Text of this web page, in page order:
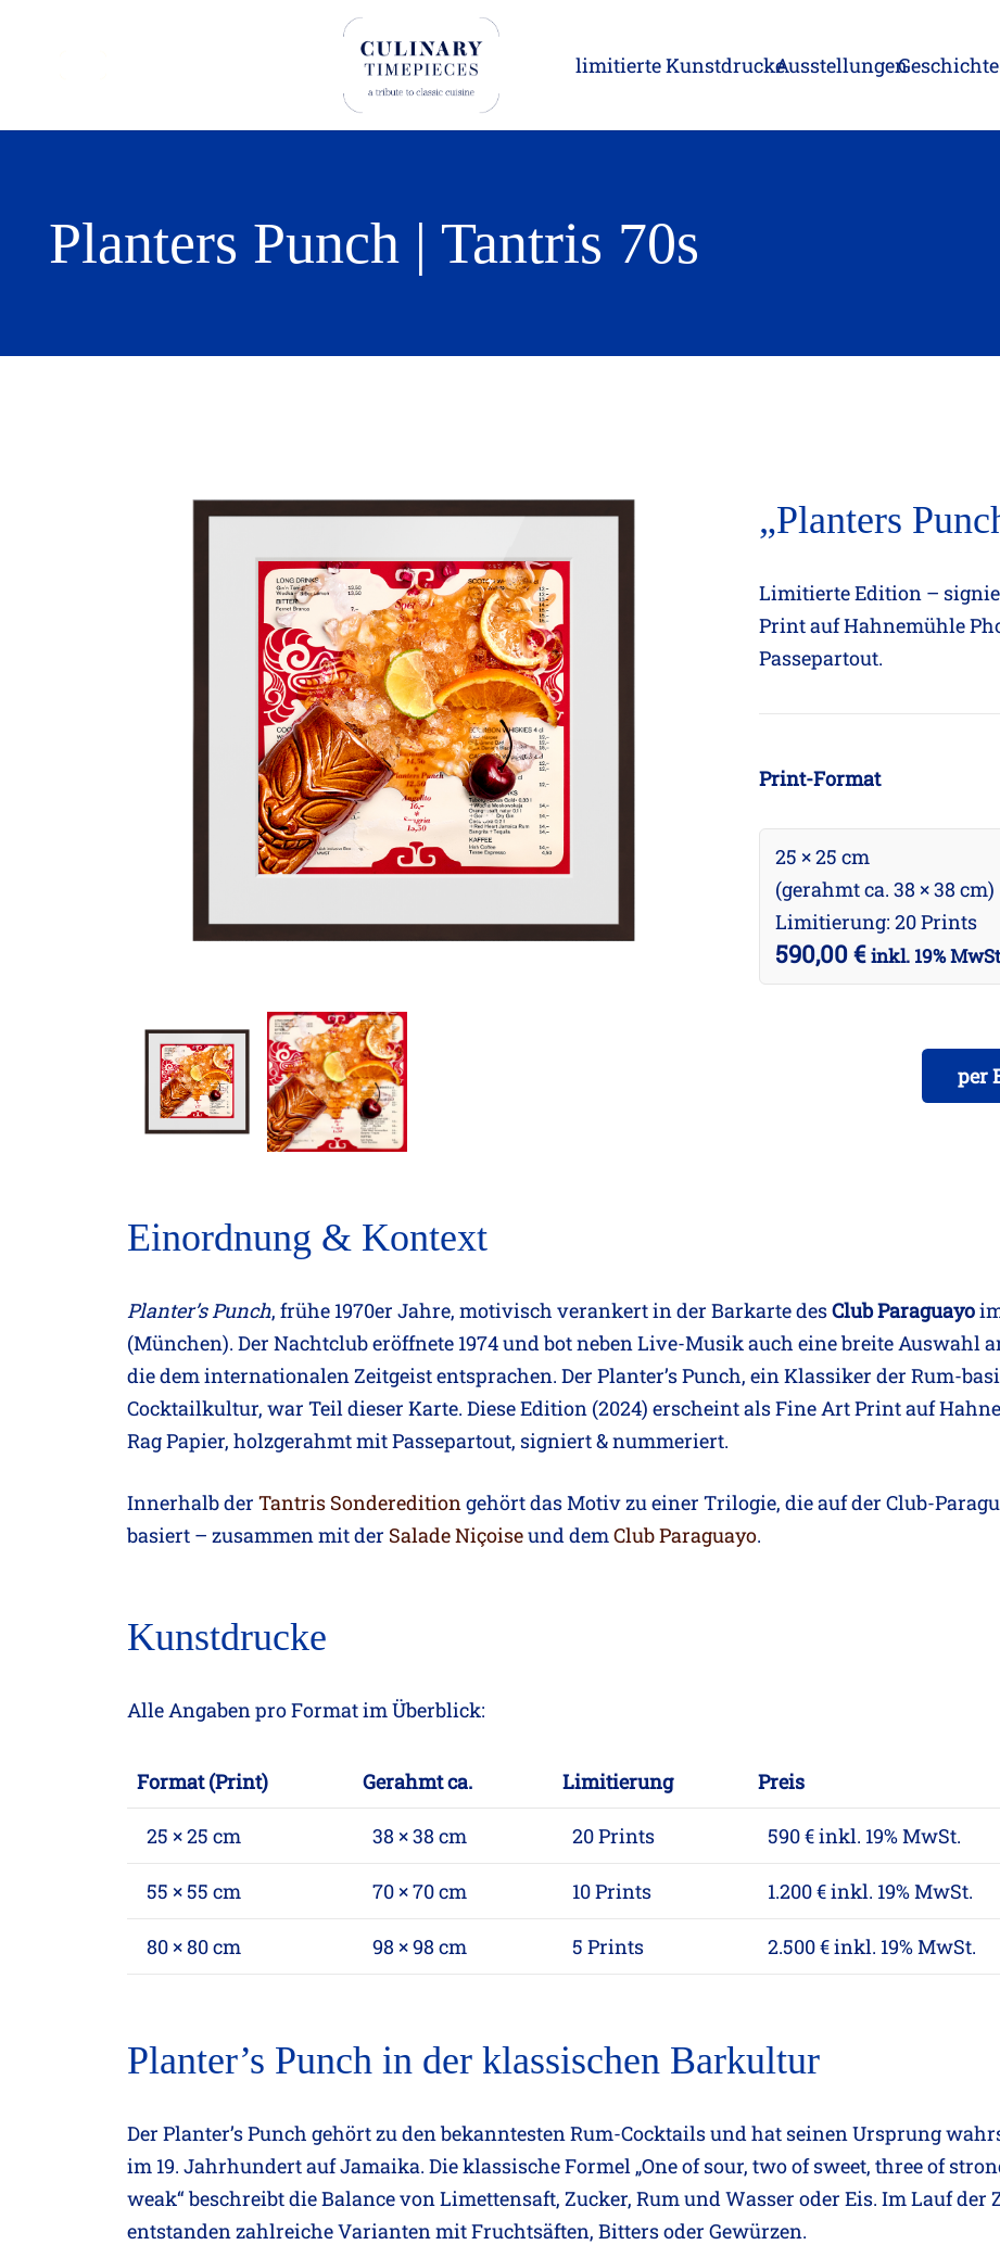
limitierte KunstdruckeAusstellungen
Planters Punch | Tantris 70s
„Planters
Limitierte Edition –
Print auf Hahnemühle
Passepartout.
Print-Format
25 × 25 cm
(gerahmt ca. 38 × 38 cm)
Limitierung: 20 Prints
590,00€ inkl. 19%
per
Einordnung & Kontext
Planter’s Punch, frühe 1970er Jahre, motivisch verankert in der Barkarte desClub Paraguayo
(München). Der Nachtclub eröffnete 1974 und bot neben Live-Musik auch eine breite Auswahl
die dem internationalen Zeitgeist entsprachen. Der Planter’s Punch, ein Klassiker der Rum-
Cocktailkultur, war Teil dieser Karte. Diese Edition (2024) erscheint als Fine Art Print auf
Rag Papier, holzgerahmt mit Passepartout, signiert & nummeriert.
Innerhalb der Tantris Sondereditiongehört das Motiv zu einer Trilogie, die auf der Club-
basiert – zusammen mit der Salade Niçoiseund demClub Paraguayo.
Kunstdrucke
Alle Angaben pro Format im Überblick:
Format (Print) Gerahmt ca. Limitierung Preis
25 × 25 cm 38 × 38 cm 20 Prints 590 € inkl. 19% MwSt.
55 × 55 cm 70 × 70 cm 10 Prints 1.200 € inkl. 19% MwSt.
80 × 80 cm 98 × 98 cm 5 Prints 2.500 € inkl. 19% MwSt.
Planter’s Punch in der klassischen Barkultur
Der Planter’s Punch gehört zu den bekanntesten Rum-Cocktails und hat seinen Ursprung
im 19. Jahrhundert auf Jamaika. Die klassische Formel „One of sour, two of sweet, three of
weak“ beschreibt die Balance von Limettensaft, Zucker, Rum und Wasser oder Eis. Im Lauf der
entstanden zahlreiche Varianten mit Fruchtsäften, Bitters oder Gewürzen.